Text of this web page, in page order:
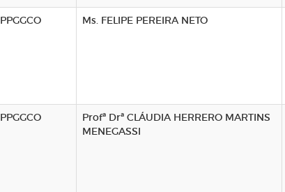
PPGGCO Ms. FELIPE PEREIRA NETO
PPGGCO
Profª Drª CLÁUDIA HERRERO MARTINS
MENEGASSI